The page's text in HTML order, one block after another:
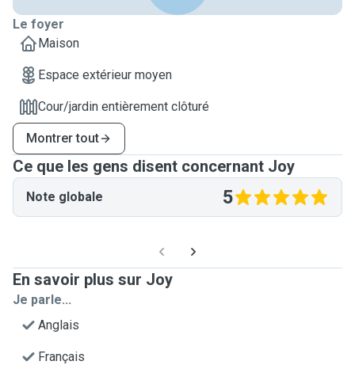
Le foyer
Maison
Espace extérieur moyen
Cour/jardin entièrement clôturé
Montrer tout
Ce que les gens disent concernant Joy
Note globale 5
En savoir plus sur Joy
Je parle...
Anglais
Français